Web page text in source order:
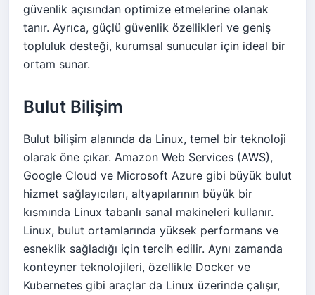
güvenlik açısından optimize etmelerine olanak
tanır. Ayrıca, güçlü güvenlik özellikleri ve geniş
topluluk desteği, kurumsal sunucular için ideal bir
ortam sunar.
Bulut Bilişim
Bulut bilişim alanında da Linux, temel bir teknoloji
olarak öne çıkar. Amazon Web Services (AWS),
Google Cloud ve Microsoft Azure gibi büyük bulut
hizmet sağlayıcıları, altyapılarının büyük bir
kısmında Linux tabanlı sanal makineleri kullanır.
Linux, bulut ortamlarında yüksek performans ve
esneklik sağladığı için tercih edilir. Aynı zamanda
konteyner teknolojileri, özellikle Docker ve
Kubernetes gibi araçlar da Linux üzerinde çalışır,